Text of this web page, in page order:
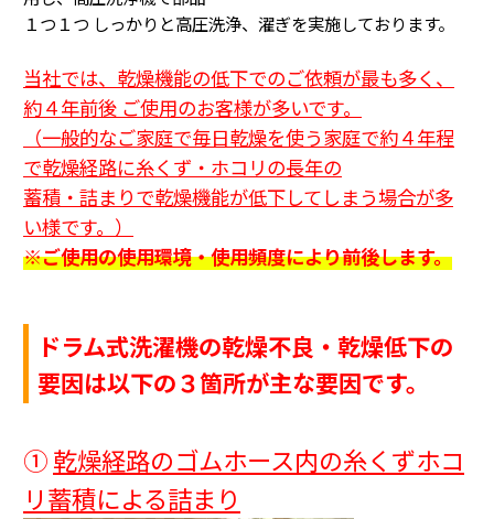
１つ１つ しっかりと高圧洗浄、濯ぎを実施しております。
当社では、乾燥機能の低下でのご依頼が最も多く、
約４年前後 ご使用のお客様が多いです。
（一般的なご家庭で毎日乾燥を使う家庭で約４年程
で乾燥経路に糸くず・ホコリの長年の
蓄積・詰まりで乾燥機能が低下してしまう場合が多
い様です。 ）
※ご使用の使用環境・使用頻度により前後します。
ドラム式洗濯機の乾燥不良・乾燥低下の
要因は以下の３箇所が主な要因です。
①乾燥経路のゴムホース内の糸くずホコ
リ蓄積による詰まり